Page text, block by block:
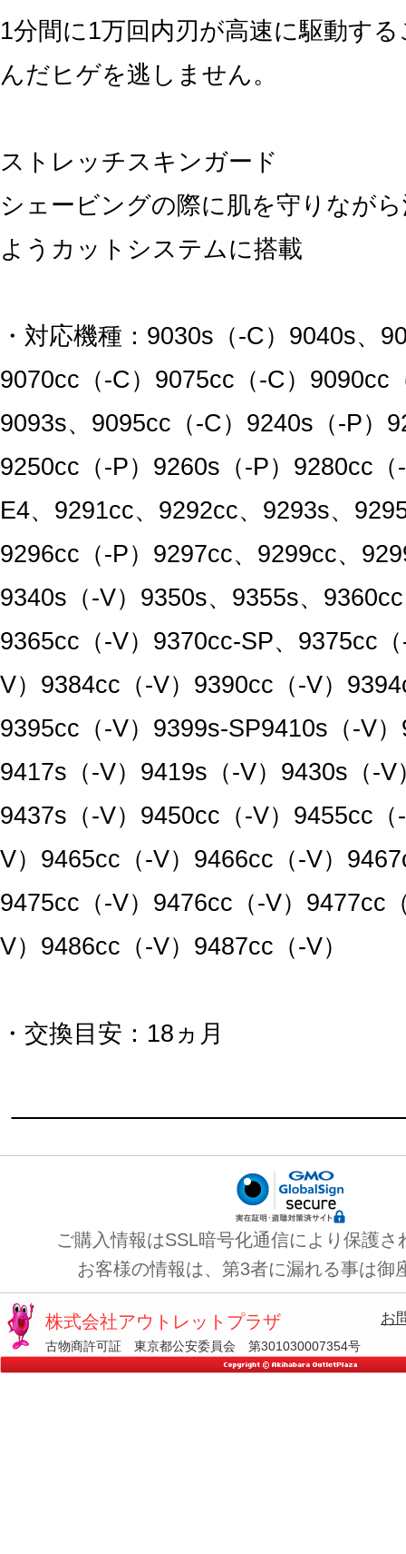
1分間に1万回内刃が高速に駆動す
んだヒゲを逃しません。
ストレッチスキンガード
シェービングの際に肌を守りなが
ようカットシステムに搭載
・対応機種：9030s（-C）9040s、
9070cc（-C）9075cc（-C）9090cc
9093s、9095cc（-C）9240s（-P）
9250cc（-P）9260s（-P）9280cc
E4、9291cc、9292cc、9293s、
9296cc（-P）9297cc、9299cc、
9340s（-V）9350s、9355s、
9365cc（-V）9370cc-SP、9375cc
V）9384cc（-V）9390cc（-V）
9395cc（-V）9399s-SP9410s（-V
9417s（-V）9419s（-V）9430s（-V
9437s（-V）9450cc（-V）9455cc
V）9465cc（-V）9466cc（-V）
9475cc（-V）9476cc（-V）9477cc
V）9486cc（-V）9487cc（-V）
・交換目安：18ヵ月
ご購入情報はSSL暗号化通信により保護さ
お客様の情報は、第3者に漏れる事は御
株式会社アウトレットプラザ
古物商許可証 東京都公安委員会 第301030007354号
お